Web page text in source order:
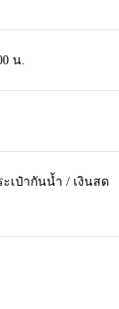
น.
เป๋ากันน้ำ / เงินสด